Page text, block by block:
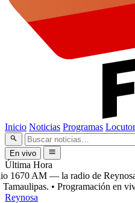
Inicio Noticias Programas
En vivo
Última Hora
AM — la radio de Reynosa,
• Programación en vivo
Reynosa